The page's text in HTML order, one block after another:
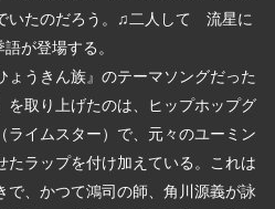
いたのだろう。♫二人して 流星に
が登場する。
うきん族』のテーマソングだった
を取り上げたのは、ヒップホップグ
ライムスター）で、元々のユーミン
たラップを付け加えている。これは
で、かつて鴻司の師、角川源義が詠